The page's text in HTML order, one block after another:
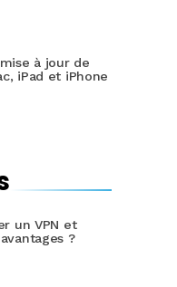
à jour de
iPad et iPhone
un VPN et
?